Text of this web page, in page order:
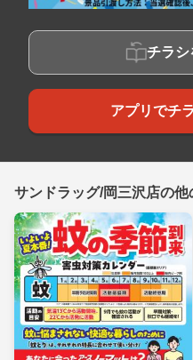
チラシ
アプリでチ
サンドラッグ/岡三沢店の他